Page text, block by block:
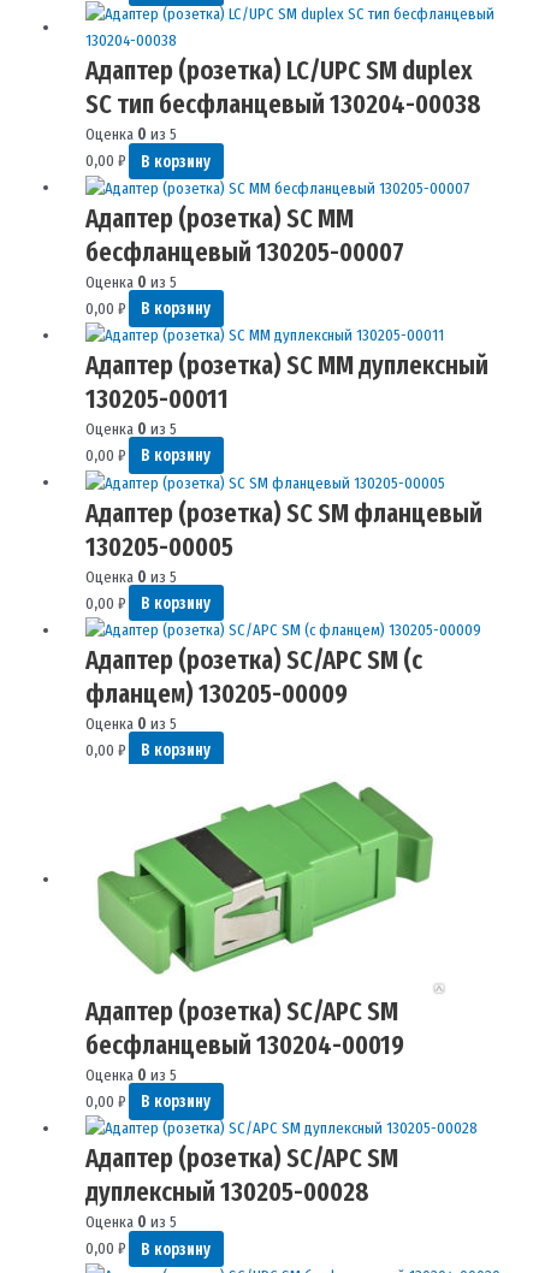
Адаптер (розетка) LC/UPC SM duplex
SC тип бесфланцевый 130204-00038
Оценка 0 из 5
0,00₽ В корзину
Адаптер (розетка) SC MM
бесфланцевый 130205-00007
Оценка 0 из 5
0,00₽ В корзину
Адаптер (розетка) SC MM дуплексный
130205-00011
Оценка 0 из 5
0,00₽ В корзину
Адаптер (розетка) SC SM фланцевый
130205-00005
Оценка 0 из 5
0,00₽ В корзину
Адаптер (розетка) SC/APC SM (с
фланцем) 130205-00009
Оценка 0 из 5
0,00₽ В корзину
Адаптер (розетка) SC/APC SM
бесфланцевый 130204-00019
Оценка 0 из 5
0,00₽ В корзину
Адаптер (розетка) SC/APC SM
дуплексный 130205-00028
Оценка 0 из 5
0,00₽ В корзину